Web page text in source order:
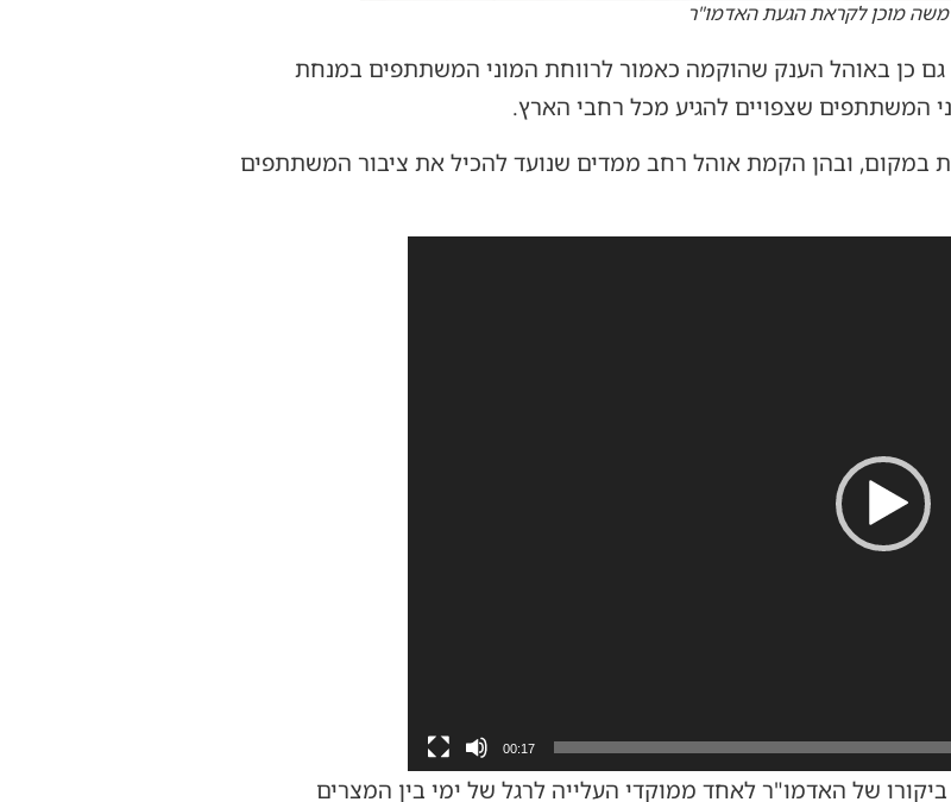
מוכן לקראת הגעת האדמו"ר
כן באוהל הענק שהוקמה כאמור לרווחת המוני המשתתפים במנחת
המשתתפים שצפויים להגיע מכל רחבי הארץ.
במקום, ובהן הקמת אוהל רחב ממדים שנועד להכיל את ציבור המשתתפים
00:17
של האדמו"ר לאחד ממוקדי העלייה לרגל של ימי בין המצרים